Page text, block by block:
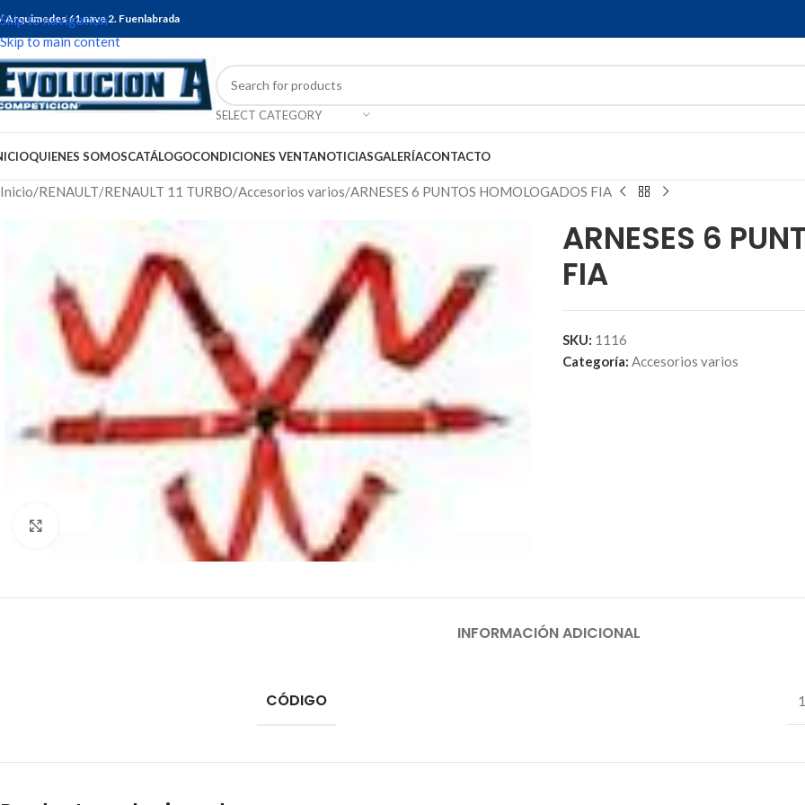
Skip to navigation
Skip to main content
Arquimedes 61 nave 2. Fuenlabrada
SELECT CATEGORY
QUIENES SOMOSCATÁLOGOCONDICIONES VENTANOTICIASGALERÍACONTACTO
Inicio RENAULT RENAULT 11 TURBO Accesorios varios ARNESES 6 PUNTOS HOMOLOGADOS FIA
ARNESES 6
FIA
SKU: 1116
Categoría: Accesorios varios
INFORMACIÓN ADICIONAL
CÓDIGO